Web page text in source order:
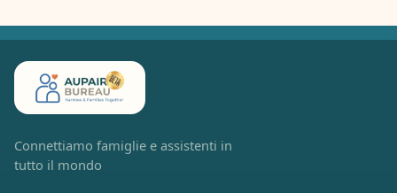
Connettiamo famiglie e assistenti in
tutto il mondo